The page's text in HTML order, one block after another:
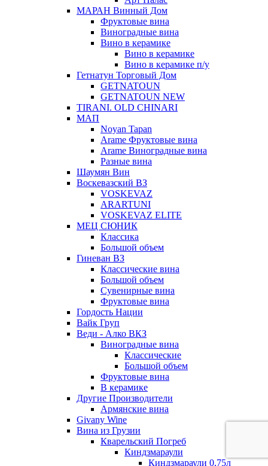
МАРАН Винный Дом
Фруктовые вина
Виноградные вина
Вино в керамике
Вино в керамике
Вино в керамике п/у
Гетнатун Торговый Дом
GETNATOUN
GETNATOUN NEW
TIRANI. OLD CHINARI
МАП
Noyan Tapan
Arame Фруктовые вина
Arame Виноградные вина
Разные вина
Шаумян Вин
Воскевазский ВЗ
VOSKEVAZ
ARARTUNI
VOSKEVAZ ELITE
МЕЦ СЮНИК
Классика
Большой объем
Гиневан ВЗ
Классические вина
Большой объем
Сувенирные вина
Фруктовые вина
Гордость Нации
Вайк Груп
Веди - Алко ВКЗ
Виноградные вина
Классические
Большой объем
Фруктовые вина
В керамике
Другие Производители
Армянские вина
Givany Wine
Вина из Грузии
Кварельский Погреб
Киндзмараули
Киндзмараули 0,75л